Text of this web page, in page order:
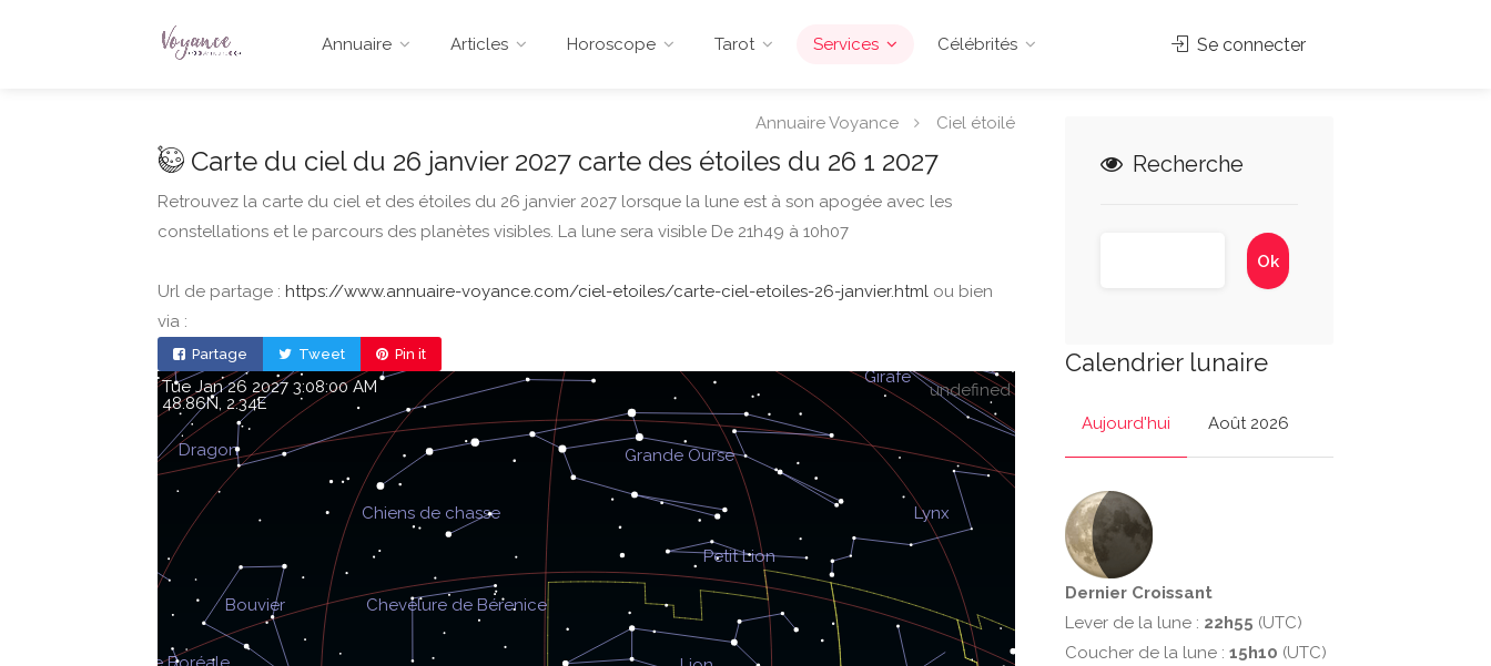
Annuaire Articles Horoscope Tarot Services Célébrités Se connecter
Annuaire Voyance Ciel étoilé
Carte du ciel du 26 janvier 2027 carte des étoiles du 26 1 2027
Retrouvez la carte du ciel et des étoiles du 26 janvier 2027 lorsque la lune est à son apogée avec les
constellations et le parcours des planètes visibles. La lune sera visible De 21h49 à 10h07
Url de partage : https://www.annuaire-voyance.com/ciel-etoiles/carte-ciel-etoiles-26-janvier.html ou bien
via :
Partage Tweet Pin it
undefined
Tue Jan 26 2027 3:08:00 AM
48.86, 2.34
Recherche
Calendrier lunaire
Aujourd'hui Août 2026
Dernier Croissant
Lever de la lune : 22h55 (UTC)
Coucher de la lune : 15h10 (UTC)